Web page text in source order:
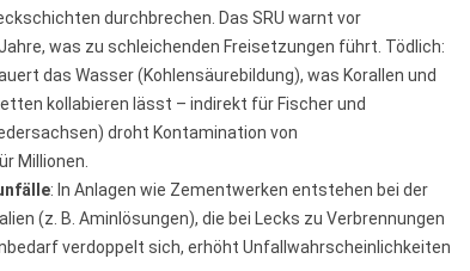
durchbrechen. Das SRU warnt vor
was zu schleichenden Freisetzungen führt. Tödlich:
das Wasser (Kohlensäurebildung), was Korallen und
kollabieren lässt – indirekt für Fischer und
droht Kontamination von
Millionen.
: In Anlagen wie Zementwerken entstehen bei der
(z. B. Aminlösungen), die bei Lecks zu Verbrennungen
verdoppelt sich, erhöht Unfallwahrscheinlichkeiten